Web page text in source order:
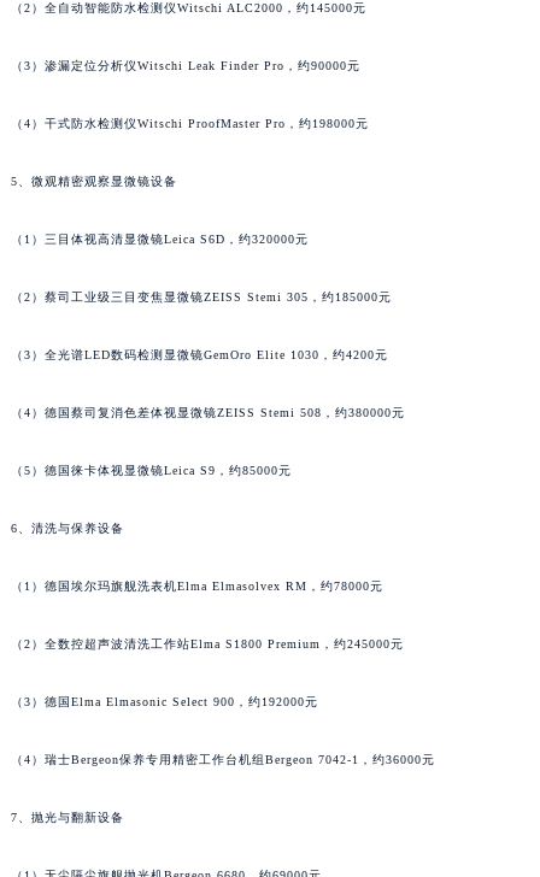
（2）全自动智能防水检测仪Witschi ALC2000，约145000元
（3）渗漏定位分析仪Witschi Leak Finder Pro，约90000元
（4）干式防水检测仪Witschi ProofMaster Pro，约198000元
5、微观精密观察显微镜设备
（1）三目体视高清显微镜Leica S6D，约320000元
（2）蔡司工业级三目变焦显微镜ZEISS Stemi 305，约185000元
（3）全光谱LED数码检测显微镜GemOro Elite 1030，约4200元
（4）德国蔡司复消色差体视显微镜ZEISS Stemi 508，约380000元
（5）德国徕卡体视显微镜Leica S9，约85000元
6、清洗与保养设备
（1）德国埃尔玛旗舰洗表机Elma Elmasolvex RM，约78000元
（2）全数控超声波清洗工作站Elma S1800 Premium，约245000元
（3）德国Elma Elmasonic Select 900，约192000元
（4）瑞士Bergeon保养专用精密工作台机组Bergeon 7042-1，约36000元
7、抛光与翻新设备